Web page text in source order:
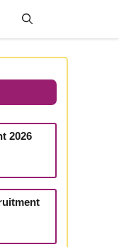
2026